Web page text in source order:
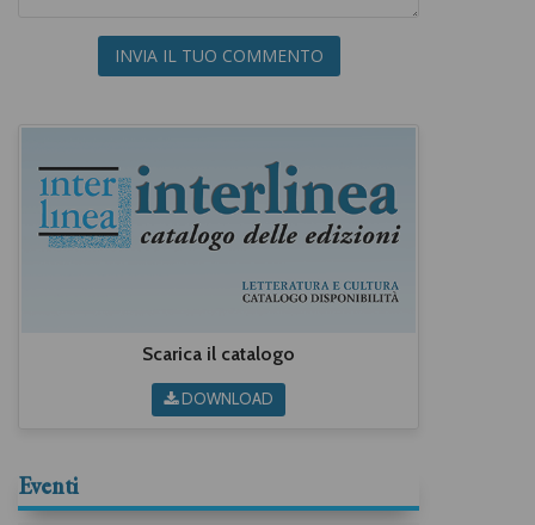
INVIA IL TUO COMMENTO
Scarica il catalogo
DOWNLOAD
Eventi